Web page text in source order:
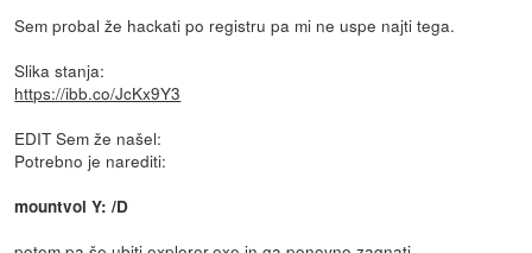
Sem probal že hackati po registru pa mi ne uspe najti tega.
Slika stanja:
https://ibb.co/JcKx9Y3
EDIT Sem že našel:
Potrebno je narediti:
mountvol Y: /D